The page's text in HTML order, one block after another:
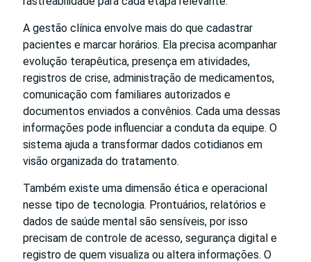
A gestão clínica envolve mais do que cadastrar
pacientes e marcar horários. Ela precisa acompanhar
evolução terapêutica, presença em atividades,
registros de crise, administração de medicamentos,
comunicação com familiares autorizados e
documentos enviados a convênios. Cada uma dessas
informações pode influenciar a conduta da equipe. O
sistema ajuda a transformar dados cotidianos em
visão organizada do tratamento.
Também existe uma dimensão ética e operacional
nesse tipo de tecnologia. Prontuários, relatórios e
dados de saúde mental são sensíveis, por isso
precisam de controle de acesso, segurança digital e
registro de quem visualiza ou altera informações. O